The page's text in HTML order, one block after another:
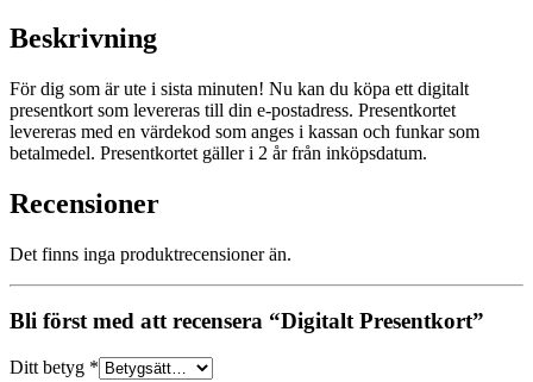
Beskrivning
För dig som är ute i sista minuten! Nu kan du köpa ett digitalt
presentkort som levereras till din e-postadress. Presentkortet
levereras med en värdekod som anges i kassan och funkar som
betalmedel. Presentkortet gäller i 2 år från inköpsdatum.
Recensioner
Det finns inga produktrecensioner än.
Bli först med att recensera “Digitalt Presentkort”
Ditt betyg *